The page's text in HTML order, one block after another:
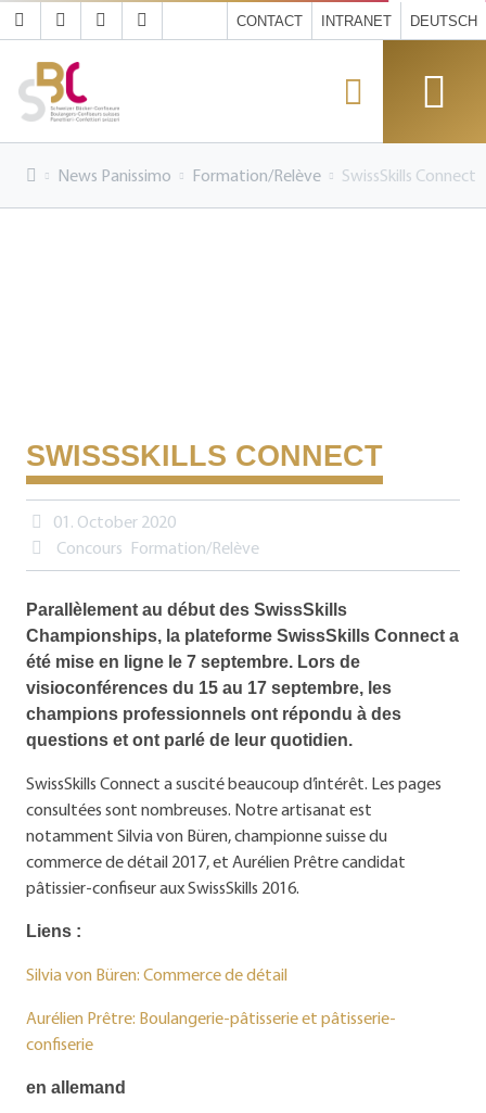
CONTACT INTRANET DEUTSCH
News Panissimo Formation/Relève SwissSkills Connect
SWISSSKILLS CONNECT
01. October 2020
Concours Formation/Relève
Parallèlement au début des SwissSkills
Championships, la plateforme SwissSkills Connect a
été mise en ligne le 7 septembre. Lors de
visioconférences du 15 au 17 septembre, les
champions professionnels ont répondu à des
questions et ont parlé de leur quotidien.
SwissSkills Connect a suscité beaucoup d’intérêt. Les pages
consultées sont nombreuses. Notre artisanat est
notamment Silvia von Büren, championne suisse du
commerce de détail 2017, et Aurélien Prêtre candidat
pâtissier-confiseur aux SwissSkills 2016.
Liens :
Silvia von Büren: Commerce de détail
Aurélien Prêtre: Boulangerie-pâtisserie et pâtisserie-
confiserie
en allemand